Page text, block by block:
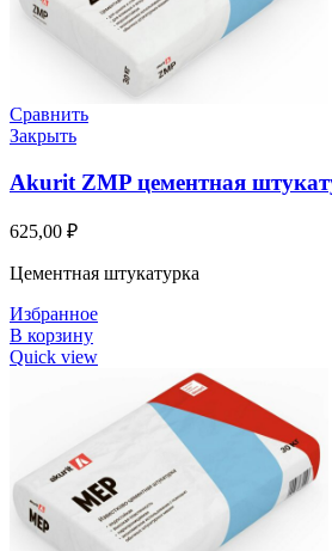
Сравнить
Закрыть
Akurit ZMP цементная
625,00 ₽
Цементная штукатурка
Избранное
В корзину
Quick view